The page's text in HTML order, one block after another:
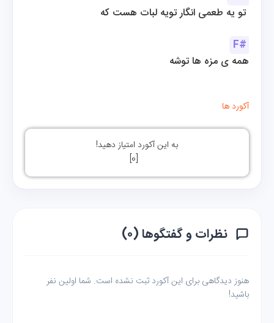
تو یه طعمی انگار تویه لبات هست که
F#
همه ی مزه ها توشه
آکورد ها
به این آکورد امتیاز دهید!
[
0
]
نظرات و گفتگوها (۰)
هنوز دیدگاهی برای این آکورد ثبت نشده است. شما اولین نفر
باشید!